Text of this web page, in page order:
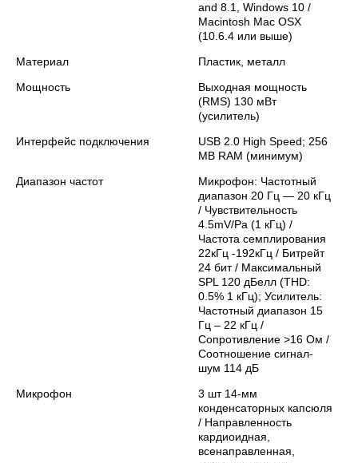
and 8.1, Windows 10 /
Macintosh Mac OSX
(10.6.4 или выше)
Материал
Пластик, металл
Мощность
Выходная мощность
(RMS) 130 мВт
(усилитель)
Интерфейс подключения
USB 2.0 High Speed; 256
MB RAM (минимум)
Диапазон частот
Микрофон: Частотный
диапазон 20 Гц — 20 кГц
/ Чувствительность
4.5mV/Pa (1 кГц) /
Частота семплирования
22кГц -192кГц / Битрейт
24 бит / Максимальный
SPL 120 дБелл (THD:
0.5% 1 кГц); Усилитель:
Частотный диапазон 15
Гц – 22 кГц /
Сопротивление >16 Ом /
Соотношение сигнал-
шум 114 дБ
Микрофон
3 шт 14-мм
конденсаторных капсюля
/ Направленность
кардиоидная,
всенаправленная,